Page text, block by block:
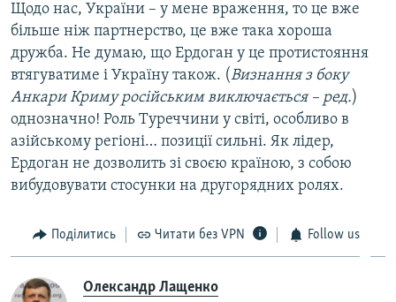
Щодо нас, України – у мене враження, то це вже
більше ніж партнерство, це вже така хороша
дружба. Не думаю, що Ердоган у це протистояння
втягуватиме і Україну також. (Визнання з боку
Анкари Криму російським виключається – ред.)
однозначно! Роль Туреччини у світі, особливо в
азійському регіоні… позиції сильні. Як лідер,
Ердоган не дозволить зі своєю країною, з собою
вибудовувати стосунки на другорядних ролях.
Поділитись Читати без VPN Follow us
Олександр Лащенко